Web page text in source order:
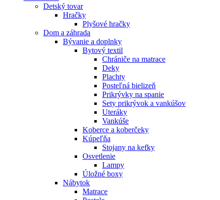
Detský tovar
Hračky
Plyšové hračky
Dom a záhrada
Bývanie a doplnky
Bytový textil
Chrániče na matrace
Deky
Plachty
Posteľná bielizeň
Prikrývky na spanie
Sety prikrývok a vankúšov
Uteráky
Vankúše
Koberce a koberčeky
Kúpeľňa
Stojany na kefky
Osvetlenie
Lampy
Úložné boxy
Nábytok
Matrace